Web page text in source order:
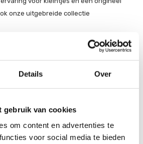
Details Over
gebruik van cookies
om content en advertenties te
voor social media te bieden
onze uitgebreide collectie
hoogwaardige, duurzame materialen
BPA-vrij siliconen. Van kinderservies
en milieubewustzijn – perfect voor